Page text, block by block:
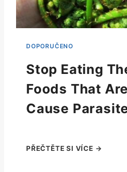
Stop Eating
Foods That
Cause